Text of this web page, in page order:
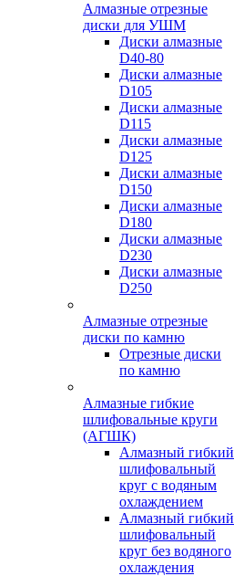
Алмазные отрезные
диски для УШМ
Диски алмазные
D40-80
Диски алмазные
D105
Диски алмазные
D115
Диски алмазные
D125
Диски алмазные
D150
Диски алмазные
D180
Диски алмазные
D230
Диски алмазные
D250
Алмазные отрезные
диски по камню
Отрезные диски
по камню
Алмазные гибкие
шлифовальные круги
(АГШК)
Алмазный гибкий
шлифовальный
круг с водяным
охлаждением
Алмазный гибкий
шлифовальный
круг без водяного
охлаждения